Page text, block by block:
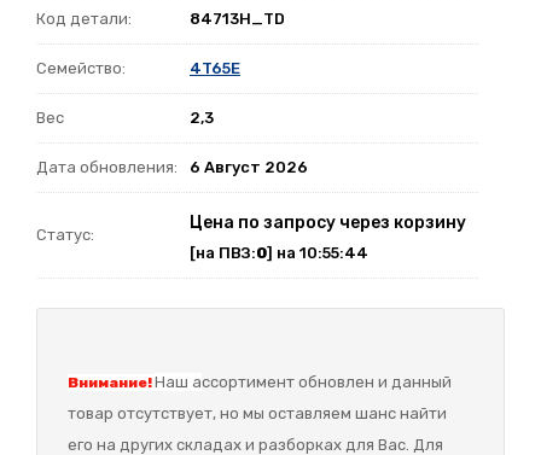
Код детали: 84713H_TD
Семейство: 4T65E
Вес 2,3
Дата обновления: 6 Август 2026
Статус:
Цена по запросу через корзину
[на ПВЗ:0] на 10:55:44
Внимание!Наш ассортимент обновлен и данный
товар отсутствует, но мы оставляем шанс найти
его на других складах и разборках для Вас. Для